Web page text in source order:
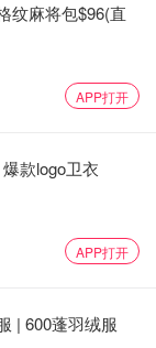
更多的违法行
乘客最多的路
晨在Bloor夜班
子追着一辆公交
乘客。至少有两
。在一起事件
纹麻将包$96(直
APP打开
款logo卫衣
APP打开